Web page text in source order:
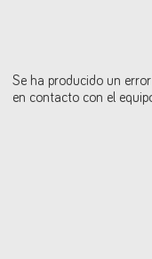
Se ha producido un
en contacto con el